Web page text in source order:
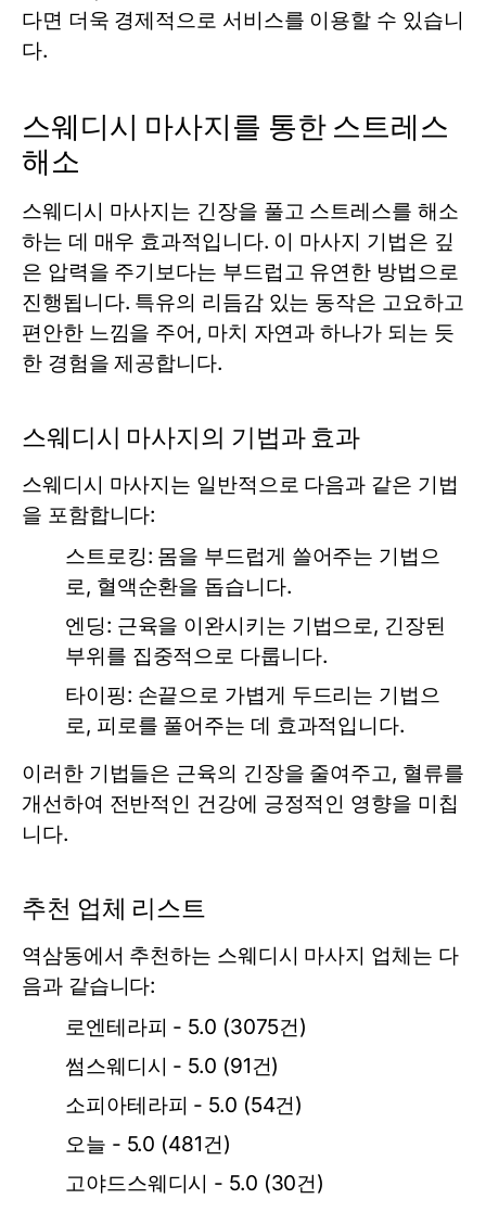
다면 더욱 경제적으로 서비스를 이용할 수 있습니
다.
스웨디시 마사지를 통한 스트레스
해소
스웨디시 마사지는 긴장을 풀고 스트레스를 해소
하는 데 매우 효과적입니다. 이 마사지 기법은 깊
은 압력을 주기보다는 부드럽고 유연한 방법으로
진행됩니다. 특유의 리듬감 있는 동작은 고요하고
편안한 느낌을 주어, 마치 자연과 하나가 되는 듯
한 경험을 제공합니다.
스웨디시 마사지의 기법과 효과
스웨디시 마사지는 일반적으로 다음과 같은 기법
을 포함합니다:
스트로킹: 몸을 부드럽게 쓸어주는 기법으
로, 혈액순환을 돕습니다.
엔딩: 근육을 이완시키는 기법으로, 긴장된
부위를 집중적으로 다룹니다.
타이핑: 손끝으로 가볍게 두드리는 기법으
로, 피로를 풀어주는 데 효과적입니다.
이러한 기법들은 근육의 긴장을 줄여주고, 혈류를
개선하여 전반적인 건강에 긍정적인 영향을 미칩
니다.
추천 업체 리스트
역삼동에서 추천하는 스웨디시 마사지 업체는 다
음과 같습니다:
로엔테라피 - 5.0 (3075건)
썸스웨디시 - 5.0 (91건)
소피아테라피 - 5.0 (54건)
오늘 - 5.0 (481건)
고야드스웨디시 - 5.0 (30건)